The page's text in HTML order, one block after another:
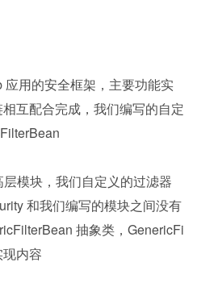
用的安全框架，主要功能实
互配合完成，我们编写的自定
模块，我们自定义的过滤器
和我们编写的模块之间没有
抽象类，GenericFi
内容